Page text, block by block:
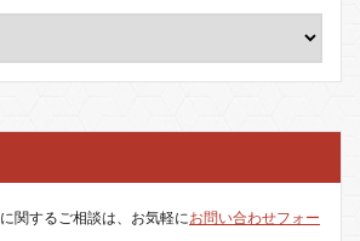
関するご相談は、お気軽にお問い合わせフォー